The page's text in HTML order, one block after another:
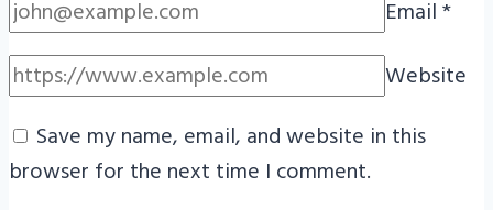
Email*
Website
Save my name, email, and website in this
browser for the next time I comment.